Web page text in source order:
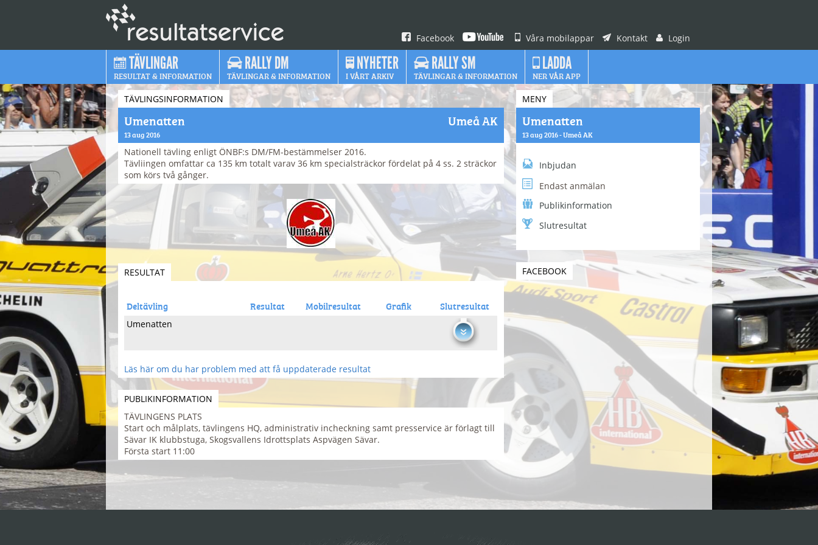
Facebook Våra mobilappar Kontakt Login
TÄVLINGAR
RESULTAT & INFORMATION
RALLY DM
TÄVLINGAR & INFORMATION
NYHETER
I VÅRT ARKIV
RALLY SM
TÄVLINGAR & INFORMATION
LADDA
NER VÅR APP
TÄVLINGSINFORMATION
Umenatten Umeå AK
13 aug 2016
Nationell tävling enligt ÖNBF:s DM/FM-bestämmelser 2016.
Tävliingen omfattar ca 135 km totalt varav 36 km specialsträckor fördelat på 4 ss. 2 sträckor
som körs två gånger.
RESULTAT
Deltävling Resultat Mobilresultat Grafik Slutresultat
Umenatten
Läs här om du har problem med att få uppdaterade resultat
PUBLIKINFORMATION
TÄVLINGENS PLATS
Start och målplats, tävlingens HQ, administrativ incheckning samt presservice är förlagt till
Sävar IK klubbstuga, Skogsvallens Idrottsplats Aspvägen Sävar.
Första start 11:00
MENY
Umenatten
13 aug 2016 - Umeå AK
Inbjudan
Endast anmälan
Publikinformation
Slutresultat
FACEBOOK